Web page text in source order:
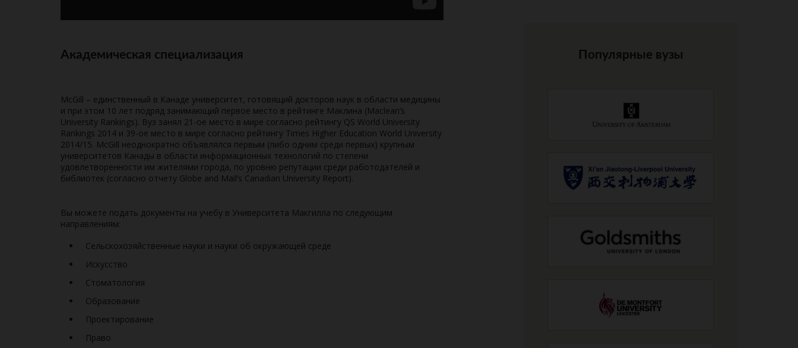
Академическая специализация
McGill – единственный в Канаде университет, готовящий докторов наук в области медицины
и при этом 10 лет подряд занимающий первое место в рейтинге Маклина (Maclean’s
University Rankings). Вуз занял 21-ое место в мире согласно рейтингу QS World University
Rankings 2014 и 39-ое место в мире согласно рейтингу Times Higher Education World University
2014/15. McGill неоднократно объявлялся первым (либо одним среди первых) крупным
университетов Канады в области информационных технологий по степени
удовлетворенности им жителями города, по уровню репутации среди работодателей и
библиотек (согласно отчету Globe and Mail’s Canadian University Report).
Вы можете подать документы на учебу в Университета Макгилла по следующим
направлениям:
Сельскохозяйственные науки и науки об окружающей среде
Искусство
Стоматология
Образование
Проектирование
Право
Популярные вузы